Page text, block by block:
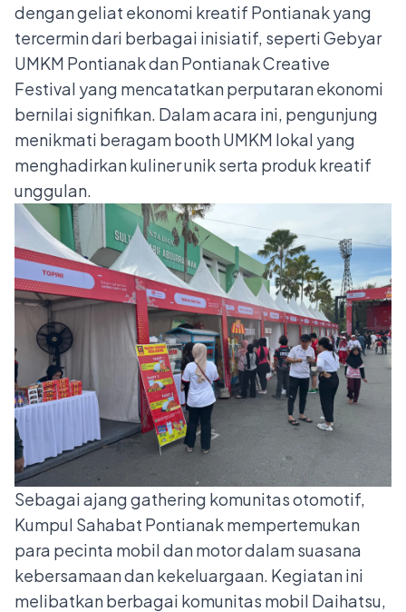
dengan geliat ekonomi kreatif Pontianak yang
tercermin dari berbagai inisiatif, seperti Gebyar
UMKM Pontianak dan Pontianak Creative
Festival yang mencatatkan perputaran ekonomi
bernilai signifikan. Dalam acara ini, pengunjung
menikmati beragam booth UMKM lokal yang
menghadirkan kuliner unik serta produk kreatif
unggulan.
Sebagai ajang gathering komunitas otomotif,
Kumpul Sahabat Pontianak mempertemukan
para pecinta mobil dan motor dalam suasana
kebersamaan dan kekeluargaan. Kegiatan ini
melibatkan berbagai komunitas mobil Daihatsu,